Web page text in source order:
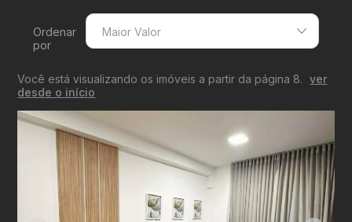
Ordenar
por
Maior Valor
Maior Valor
Menor Área
Recentes
Você está visualizando os imóveis a partir da página 8.
ver
desde o início